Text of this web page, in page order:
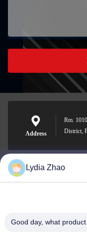
Address
Rm.
District,
Lydia Zhao
Good day, what